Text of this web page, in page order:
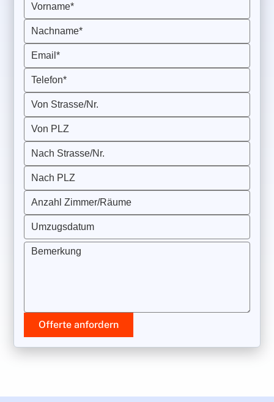
Vorname*
Nachname*
Email*
Telefon*
Von Strasse/Nr.
Von PLZ
Nach Strasse/Nr.
Nach PLZ
Anzahl Zimmer/Räume
Umzugsdatum
Bemerkung
Offerte anfordern